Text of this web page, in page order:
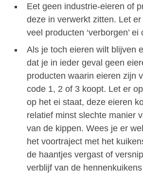
Eet geen industrie-eieren of
deze in verwerkt zitten. Let
veel producten ‘verborgen’
Als je toch eieren wilt blijven
dat je in ieder geval geen
producten waarin eieren zijn
code 1, 2 of 3 koopt. Let er
op het ei staat, deze eieren
relatief minst slechte manier
van de kippen. Wees je er
het voortraject met het
de haantjes vergast of
verblijf van de